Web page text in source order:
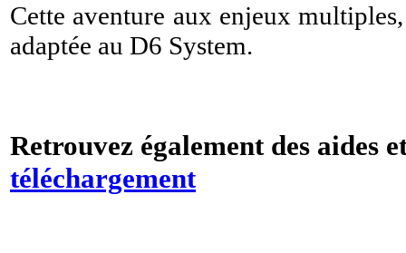
Cette aventure aux enjeux
adaptée au D6 System.
Retrouvez également des aides
téléchargement